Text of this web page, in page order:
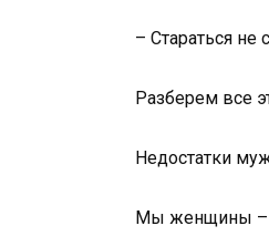
– Стараться не
Разберем все
Недостатки
Мы женщины –